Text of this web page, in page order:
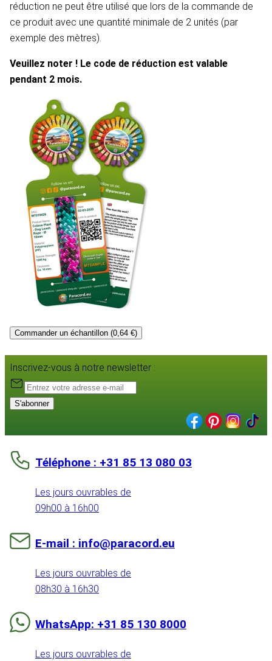
réduction ne peut être utilisé que lors de la commande de
ce produit avec une quantité minimale de 2 unités (par
exemple des mètres).
Veuillez noter ! Le code de réduction est valable
pendant 2 mois.
Commander un échantillon (0,64 €)
Inscrivez-vous à notre newsletter :
S'abonner
Téléphone : +31 85 13 080 03
Les jours ouvrables de
09h00 à 16h00
E-mail : info@paracord.eu
Les jours ouvrables de
08h30 à 16h30
WhatsApp: +31 85 130 8000
Les jours ouvrables de